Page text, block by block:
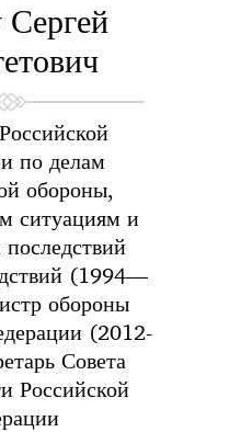
по делам
обороны,
ситуациям и
(1994—
обороны
(2012-
Совета
Российской